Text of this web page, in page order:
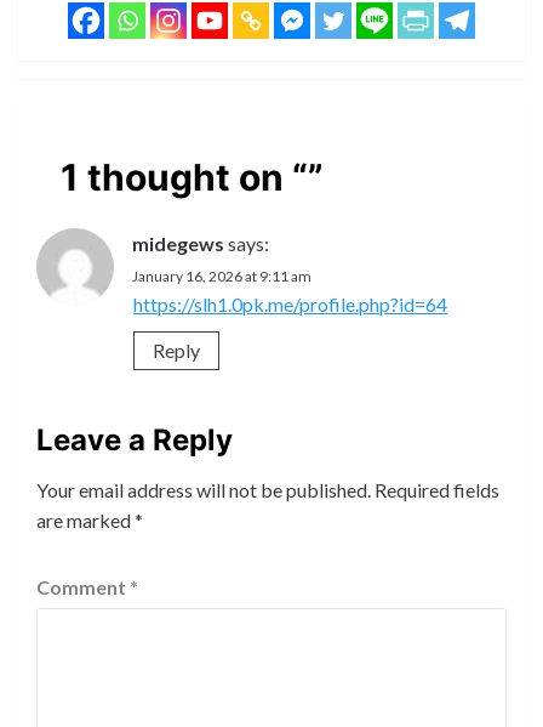
1 thought on “”
midegews says:
January 16, 2026 at 9:11 am
https://slh1.0pk.me/profile.php?id=64
Reply
Leave a Reply
Your email address will not be published. Required fields
are marked*
Comment *